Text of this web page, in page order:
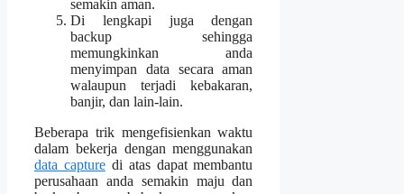
semakin aman.
Di lengkapi juga dengan
backup sehingga
memungkinkan anda
menyimpan data secara aman
walaupun terjadi kebakaran,
banjir, dan lain-lain.
Beberapa trik mengefisienkan waktu
dalam bekerja dengan menggunakan
data capturedi atas dapat membantu
perusahaan anda semakin maju dan